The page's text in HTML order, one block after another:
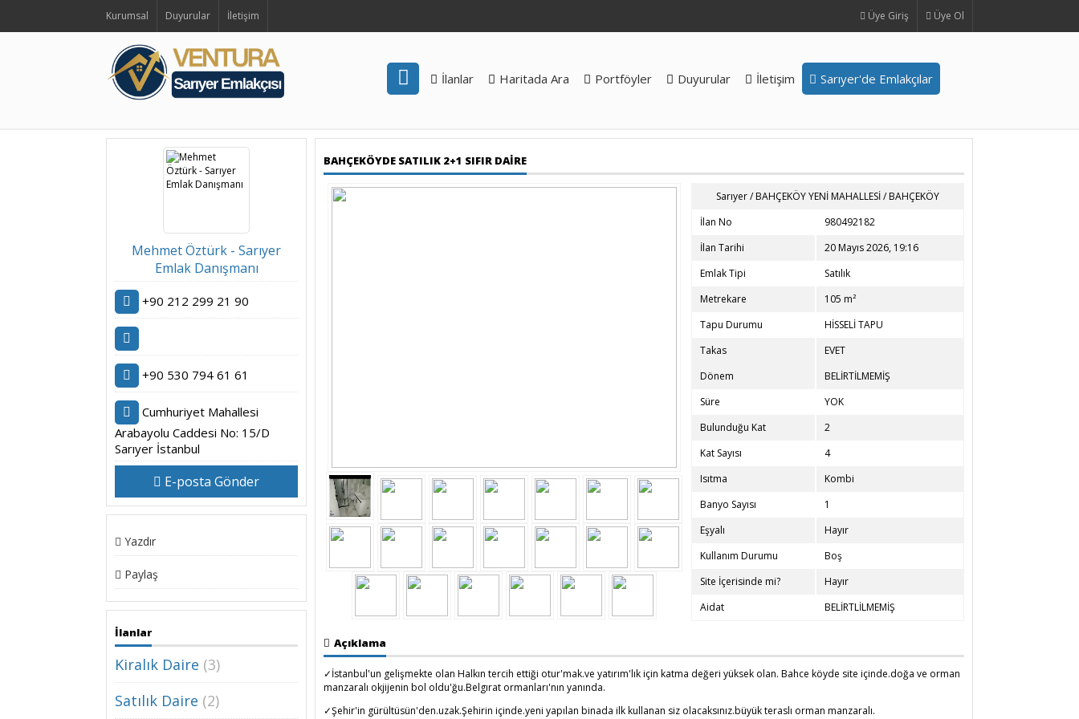
Kurumsal Duyurular İletişim Üye Ol
Üye Giriş
İlanlar Haritada Ara Portföyler Duyurular İletişim Sarıyer'de Emlakçılar
BAHÇEKÖYDE SATILIK 2+1 SIFIR DAİRE
Sarıyer/BAHÇEKÖY YENİ MAHALLESİ/BAHÇEKÖY
İlan No
980492182
İlan Tarihi
20 Mayıs 2026, 19:16
Emlak Tipi
Satılık
Metrekare
105 m²
Tapu Durumu
HİSSELİ TAPU
Takas
EVET
Dönem
BELİRTİLMEMİŞ
Süre
YOK
Bulunduğu Kat
2
Kat Sayısı
4
Isıtma
Kombi
Banyo Sayısı
1
Eşyalı
Hayır
Kullanım Durumu
Boş
Site İçerisinde mi?
Hayır
Aidat
BELİRTLİLMEMİŞ
Açıklama
✓İstanbul'un gelişmekte olan Halkın tercih ettiği otur'mak.ve yatırım'lık için katma değeri yüksek olan. Bahce köyde site içinde.doğa ve orman
manzaralı okjijenin bol oldu'ğu.Belgırat ormanları'nın yanında.
✓Şehir'in gürültüsün'den.uzak.Şehirin içinde.yeni yapılan binada ilk kullanan siz olacaksınız.büyük teraslı orman manzaralı.
Mehmet Öztürk - Sarıyer
Emlak Danışmanı
+90 212 299 21 90
+90 530 794 61 61
Cumhuriyet Mahallesi
Arabayolu Caddesi No: 15/D
Sarıyer İstanbul
E-posta Gönder
Yazdır
Paylaş
İlanlar
Kiralık Daire (3)
Satılık Daire (2)